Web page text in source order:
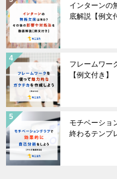
インターンの
底解説【例文
フレームワー
【例文付き】
モチベーショ
終わるテンプ